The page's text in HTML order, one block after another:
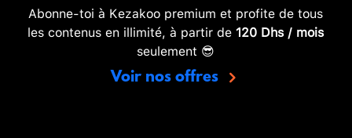
Abonne-toi à Kezakoo premium et profite de tous
les contenus en illimité, à partir de 120 Dhs / mois
seulement 😎
Voir nos offres